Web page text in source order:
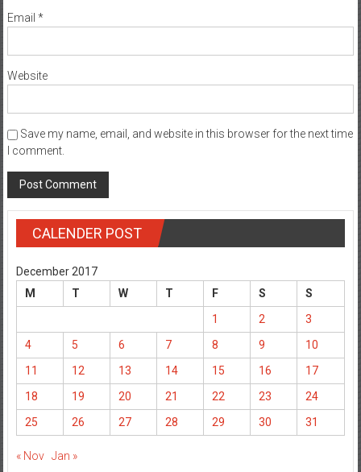
Email *
Website
Save my name, email, and website in this browser for the next time
I comment.
CALENDER POST
December 2017
M
T W T F S
S
1
2
3
4
5 6 7 8 9
10
11
12 13 14 15 16
17
18
19 20 21 22 23
24
25
26 27 28 29 30 31
« Nov Jan »